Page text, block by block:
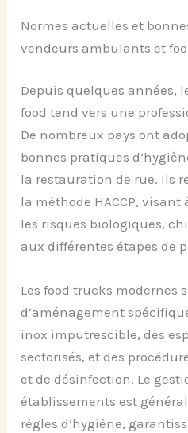
Normes actuelles et
vendeurs ambulants et
Depuis quelques années,
food tend vers une
De nombreux pays ont
bonnes pratiques
la restauration de rue. Ils
la méthode HACCP,
les risques biologiques,
aux différentes étapes de
Les food trucks modernes
d’aménagement
inox imputrescible, des
sectorisés, et des
et de désinfection. Le
établissements est
règles d’hygiène,